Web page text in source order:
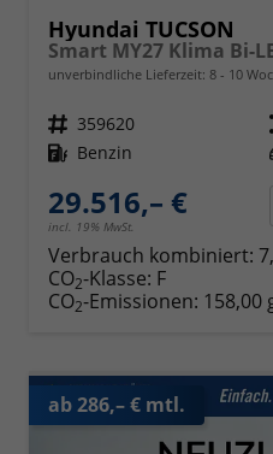
Hyundai TUCSON
Smart MY27 Klima Bi-
unverbindliche Lieferzeit: 8 - 10
Fahrzeugnr. 359620
Kraftstoff Benzin
29.516,– €
incl. 19% MwSt.
Verbrauch kombiniert:
CO2-Klasse: F
CO2-Emissionen: 158,00
ab 286,– € mtl.